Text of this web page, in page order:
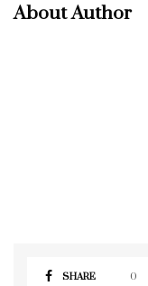
About Author
SHARE 0